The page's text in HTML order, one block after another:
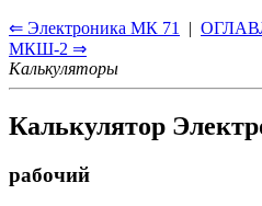
⇐ Электроника МК 71 |
МКШ-2 ⇒
Калькуляторы
Калькулятор
рабочий